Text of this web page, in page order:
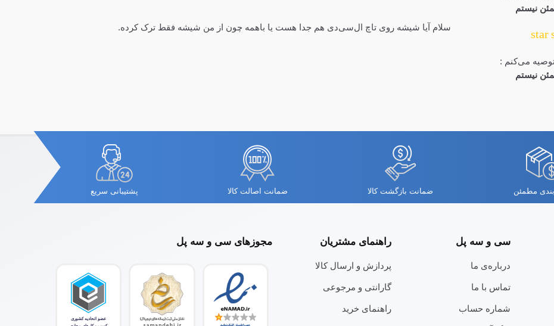
نیستم
star
می‌کنم :
نیستم
سلام آیا شیشه روی تاچ ال‌سی‌دی هم جدا هست یا باهمه چون از من شیشه فقط ترک کرده.
مطمئن ضمانت بازگشت کالا ضمانت اصالت کالا پشتیبانی سریع
سی و سه پل
درباره‌ی ما
تماس با ما
شماره حساب
راهنمای مشتریان
پردازش و ارسال کالا
گارانتی و مرجوعی
راهنمای خرید
مجوزهای سی و سه پل